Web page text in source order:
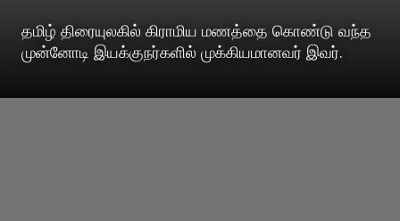
தமிழ் திரையுலகில் கிராமிய மணத்தை கொண்டு வந்த
முன்னோடி இயக்குநர்களில் முக்கியமானவர் இவர்.